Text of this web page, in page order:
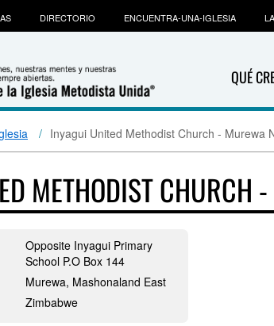
QUÉ
DIRECTORIO ENCUENTRA-UNA-IGLESIA
Inyagui United Methodist Church - Murewa
METHODIST CHURCH
Opposite Inyagui Primary
School P.O Box 144
Murewa, Mashonaland East
Zimbabwe